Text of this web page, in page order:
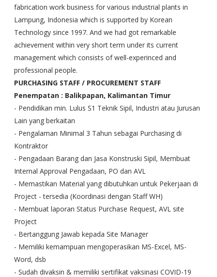
fabrication work business for various industrial plants in
Lampung, Indonesia which is supported by Korean
Technology since 1997. And we had got remarkable
achievement within very short term under its current
management which consists of well-experinced and
professional people.
PURCHASING STAFF / PROCUREMENT STAFF
Penempatan : Balikpapan, Kalimantan Timur
- Pendidikan min. Lulus S1 Teknik Sipil, Industri atau Jurusan
Lain yang berkaitan
- Pengalaman Minimal 3 Tahun sebagai Purchasing di
Kontraktor
- Pengadaan Barang dan Jasa Konstruski Sipil, Membuat
Internal Approval Pengadaan, PO dan AVL
- Memastikan Material yang dibutuhkan untuk Pekerjaan di
Project - tersedia (Koordinasi dengan Staff WH)
- Membuat laporan Status Purchase Request, AVL site
Project
- Bertanggung Jawab kepada Site Manager
- Memiliki kemampuan mengoperasikan MS-Excel, MS-
Word, dsb
- Sudah divaksin & memiliki sertifikat vaksinasi COVID-19